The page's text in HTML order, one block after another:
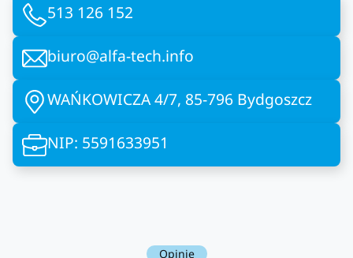
513 126 152
biuro@alfa-tech.info
WAŃKOWICZA 4/7, 85-796 Bydgoszcz
NIP: 5591633951
Opinie